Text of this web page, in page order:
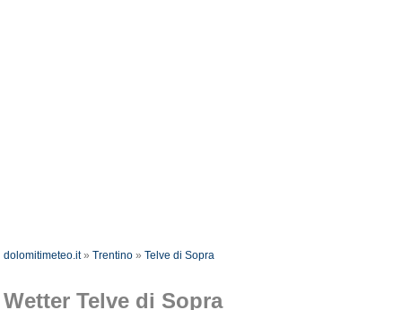
dolomitimeteo.it»Trentino »Telve di Sopra
Wetter Telve di Sopra